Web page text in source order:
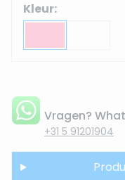
Kleur:
Vragen?
+31 5 91201904